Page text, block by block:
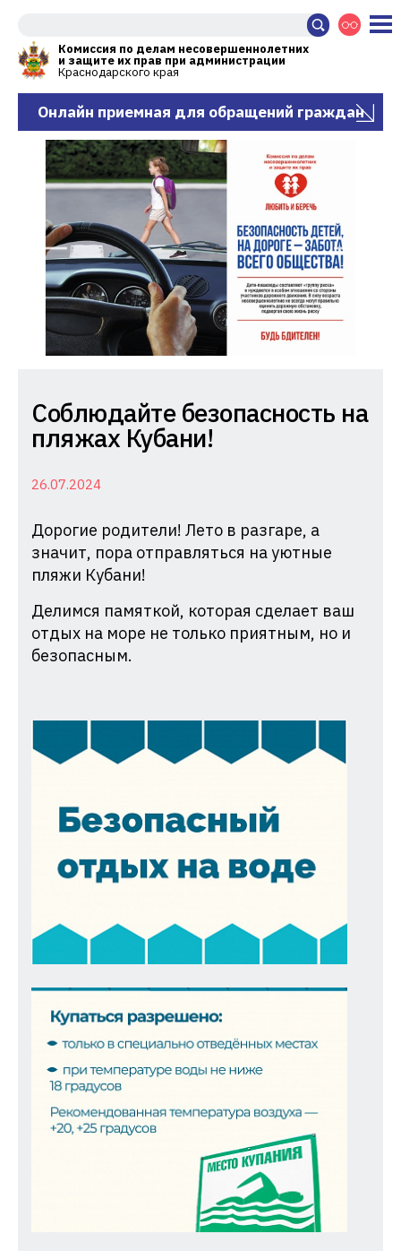
Комиссия по делам несовершеннолетних
и защите их прав при администрации
Краснодарского края
Онлайн приемная для обращений граждан
Комиссия
по
несовершеннолетних
защите
их
прав
при
Администрации
Краснодарского
Соблюдайте безопасность на
пляжах Кубани!
26.07.2024
Дорогие родители! Лето в разгаре, а
значит, пора отправляться на уютные
пляжи Кубани!
Делимся памяткой, которая сделает ваш
отдых на море не только приятным, но и
безопасным.